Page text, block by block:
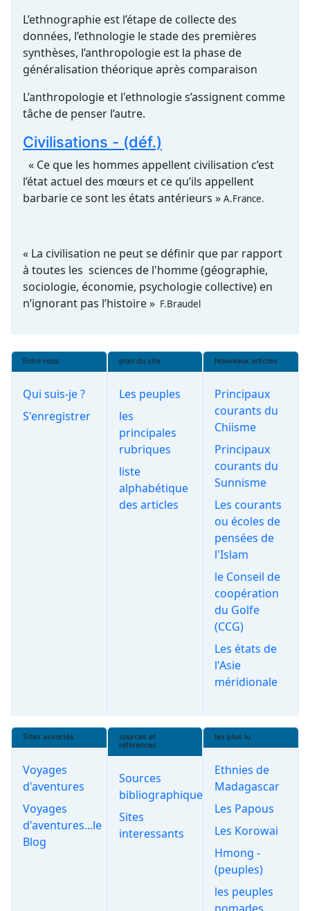
L’ethnographie est l’étape de collecte des
données, l’ethnologie le stade des premières
synthèses, l’anthropologie est la phase de
généralisation théorique après comparaison
L’anthropologie et l'ethnologie s’assignent comme
tâche de penser l’autre.
Civilisations - (déf.)
« Ce que les hommes appellent civilisation c’est
l’état actuel des mœurs et ce qu’ils appellent
barbarie ce sont les états antérieurs » A.France.
« La civilisation ne peut se définir que par rapport
à toutes les sciences de l'homme (géographie,
sociologie, économie, psychologie collective) en
n’ignorant pas l’histoire » F.Braudel
Entre nous
Qui suis-je ?
S'enregistrer
plan du site
Les peuples
les
principales
rubriques
liste
alphabétique
des articles
Nouveaux articles
Principaux
courants du
Chiisme
Principaux
courants du
Sunnisme
Les courants
ou écoles de
pensées de
l'Islam
le Conseil de
coopération
du Golfe
(CCG)
Les états de
l'Asie
méridionale
Sites associés
Voyages
d'aventures
Voyages
d'aventures...le
Blog
sources et
références
Sources
bibliographiques
Sites
interessants
les plus lu
Ethnies de
Madagascar
Les Papous
Les Korowai
Hmong -
(peuples)
les peuples